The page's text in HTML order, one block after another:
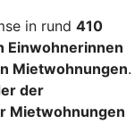
in rund 410
Einwohnerinnen
Mietwohnungen.
der
Mietwohnungen